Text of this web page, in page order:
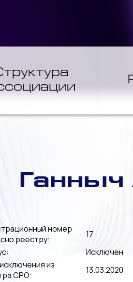
Ганныч
номер
реестру:
17
Исключен
из
СРО:
13.03.2020